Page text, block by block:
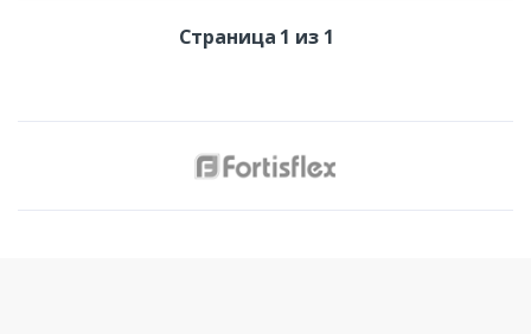
Страница 1 из 1